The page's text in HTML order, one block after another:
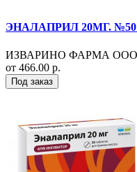
ЭНАЛАПРИЛ 20МГ.
ИЗВАРИНО ФАРМА ООО
от 466.00 р.
Под заказ